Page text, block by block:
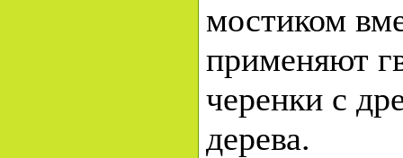
мостиком
применяют
черенки с
дерева.